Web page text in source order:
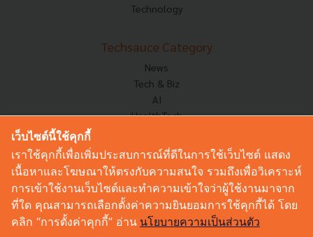
Technology
Techsauce Category
News
Tech & Biz
AI
HealthTech
Corp Innov
Saucy Thoughts
Based On
Sustainable
Videos
Podcast
เว็บไซต์นี้ใช้คุกกี้
เราใช้คุกกี้เพื่อเพิ่มประสบการณ์ที่ดีในการใช้เว็บไซต์ แสดง
เนื้อหาและโฆษณาให้ตรงกับความสนใจ รวมถึงเพื่อวิเคราะห์
การเข้าใช้งานเว็บไซต์และทำความเข้าใจว่าผู้ใช้งานมาจาก
ที่ใด คุณสามารถเลือกตั้งค่าความยินยอมการใช้คุกกี้ได้ โดย
คลิก “การตั้งค่าคุกกี้” อ่าน นโยบายความเป็นส่วนตัว